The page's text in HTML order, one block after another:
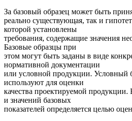
За базовый образец может быть
реально существующая, так и
которой установлены
требования, содержащие значения
Базовые образцы при
этом могут быть заданы в виде
нормативной документации
или условной продукции. Условный
используют для оценки
качества проектируемой продукции.
и значений базовых
показателей определяется целью